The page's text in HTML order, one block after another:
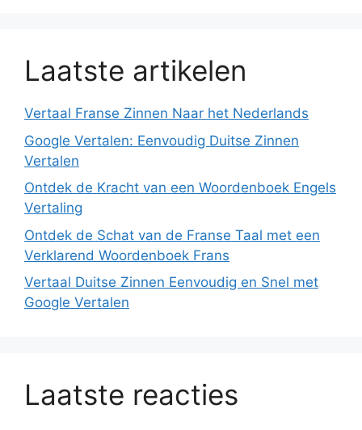
Laatste artikelen
Vertaal Franse Zinnen Naar het Nederlands
Google Vertalen: Eenvoudig Duitse Zinnen
Vertalen
Ontdek de Kracht van een Woordenboek Engels
Vertaling
Ontdek de Schat van de Franse Taal met een
Verklarend Woordenboek Frans
Vertaal Duitse Zinnen Eenvoudig en Snel met
Google Vertalen
Laatste reacties